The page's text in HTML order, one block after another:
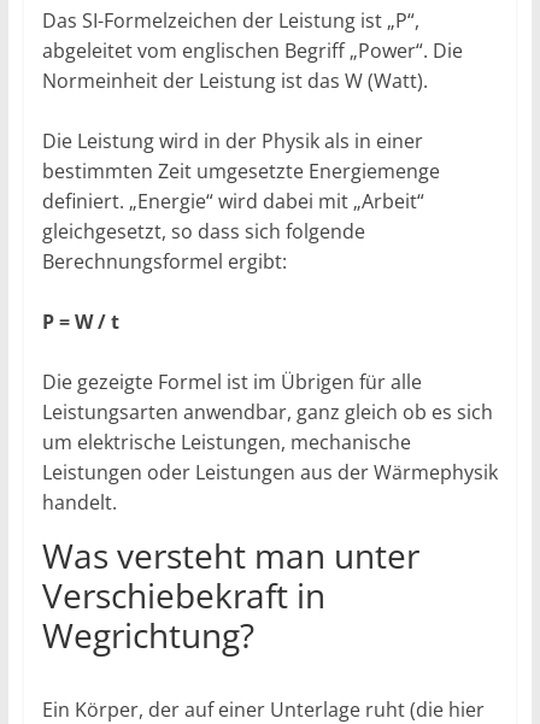
Das SI-Formelzeichen der Leistung ist „P“,
abgeleitet vom englischen Begriff „Power“. Die
Normeinheit der Leistung ist das W (Watt).
Die Leistung wird in der Physik als in einer
bestimmten Zeit umgesetzte Energiemenge
definiert. „Energie“ wird dabei mit „Arbeit“
gleichgesetzt, so dass sich folgende
Berechnungsformel ergibt:
P = W / t
Die gezeigte Formel ist im Übrigen für alle
Leistungsarten anwendbar, ganz gleich ob es sich
um elektrische Leistungen, mechanische
Leistungen oder Leistungen aus der Wärmephysik
handelt.
Was versteht man unter
Verschiebekraft in
Wegrichtung?
Ein Körper, der auf einer Unterlage ruht (die hier